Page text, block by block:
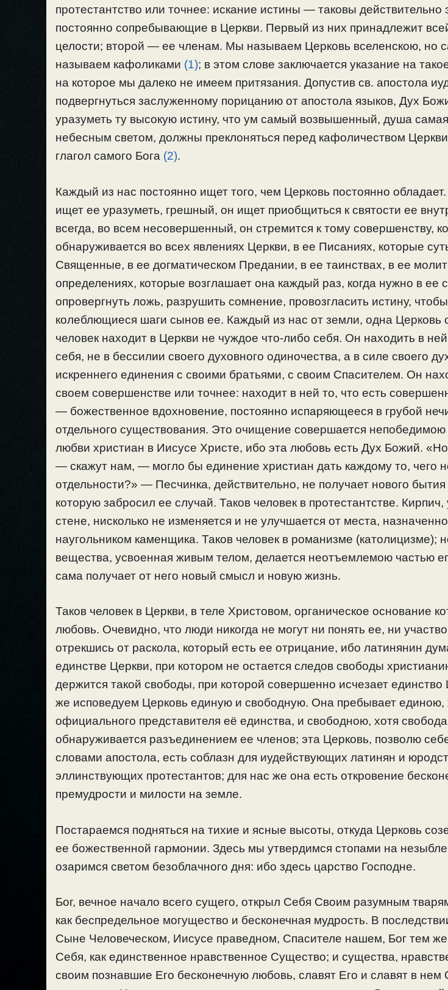
протестантство или точнее: искание истины — таковы действительно
постоянно сопребывающие в Церкви. Первый из них принадлежит
целости; второй — ее членам. Мы называем Церковь вселенскою, но
называем кафоликами (1); в этом слове заключается указание на
на которое мы далеко не имеем притязания. Допустив св. апостола
подвергнуться заслуженному порицанию от апостола языков, Дух
уразуметь ту высокую истину, что ум самый возвышенный, душа
небесным светом, должны преклоняться перед кафоличеством
глагол самого Бога (2).
Каждый из нас постоянно ищет того, чем Церковь постоянно
ищет ее уразуметь, грешный, он ищет приобщиться к святости ее
всегда, во всем несовершенный, он стремится к тому совершенству,
обнаруживается во всех явлениях Церкви, в ее Писаниях, которые
Священные, в ее догматическом Предании, в ее таинствах, в ее
определениях, которые возглашает она каждый раз, когда нужно в ее
опровергнуть ложь, разрушить сомнение, провозгласить истину,
колеблющиеся шаги сынов ее. Каждый из нас от земли, одна Церковь
человек находит в Церкви не чуждое что-либо себя. Он находить в
себя, не в бессилии своего духовного одиночества, а в силе своего
искреннего единения с своими братьями, с своим Спасителем. Он
своем совершенстве или точнее: находит в ней то, что есть
— божественное вдохновение, постоянно испаряющееся в грубой
отдельного существования. Это очищение совершается
любви христиан в Иисусе Христе, ибо эта любовь есть Дух Божий.
— скажут нам, — могло бы единение христиан дать каждому то, чего
отдельности?» — Песчинка, действительно, не получает нового бытия
которую забросил ее случай. Таков человек в протестантстве.
стене, нисколько не изменяется и не улучшается от места,
наугольником каменщика. Таков человек в романизме (католицизме);
вещества, усвоенная живым телом, делается неотъемлемою частью
сама получает от него новый смысл и новую жизнь.
Таков человек в Церкви, в теле Христовом, opганическое основание
любовь. Очевидно, что люди никогда не могут ни понять ее, ни
отрекшись от раскола, который есть ее отрицание, ибо латинянин
единстве Церкви, при котором не остается следов свободы
держится такой свободы, при которой совершенно исчезает единство
же исповедуем Церковь единую и свободную. Она пребывает единою,
официального представителя её единства, и свободною, хотя
обнаруживается разъединением ее членов; эта Церковь, позволю
словами апостола, есть соблазн для иудействующих латинян и
эллинствующих протестантов; для нас же она есть откровение
премудрости и милости на земле.
Постараемся подняться на тихие и ясные высоты, откуда Церковь
ее божественной гармонии. Здесь мы утвердимся стопами на
озаримся светом безоблачного дня: ибо здесь царство Господне.
Бог, вечное начало всего сущего, открыл Себя Своим разумным
как беспредельное могущество и бесконечная мудрость. В
Сыне Человеческом, Иисусе праведном, Спасителе нашем, Бог тем
Себя, как единственное нравственное Существо; и существа,
своим познавшие Его бесконечную любовь, славят Его и славят в нем